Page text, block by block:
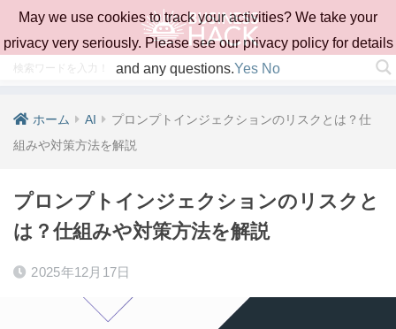
ホーム AI
プロンプトインジェクションのリスクとは？仕
組みや対策方法を解説
プロンプトインジェクションのリスクと
は？仕組みや対策方法を解説
2025年12月17日
May we use cookies to track your activities? We take your
privacy very seriously. Please see our privacy policy for details
and any questions.Yes No